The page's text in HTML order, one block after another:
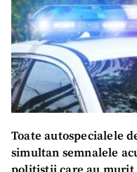
Toate autospecialele
simultan semnalele